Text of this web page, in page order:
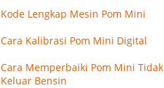
Kode Lengkap Mesin Pom Mini
Cara Kalibrasi Pom Mini Digital
Cara Memperbaiki Pom Mini Tidak
Keluar Bensin